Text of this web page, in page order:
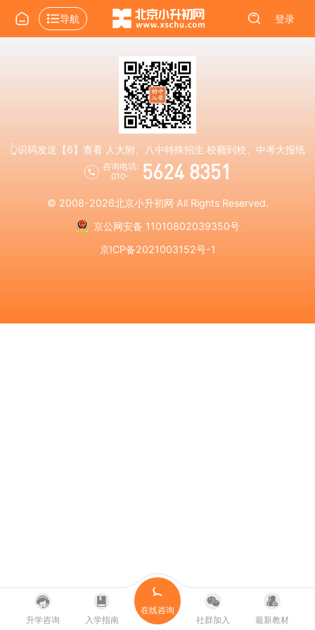
导航 登录
👆识码发送【6】查看 人大附、八中特殊招生 校额到校、中考大报纸
咨询电话:
010-
5624 8351
© 2008-2026北京小升初网 All Rights Reserved.
京公网安备 11010802039350号
京ICP备2021003152号-1
升学咨询 入学指南
在线咨询
社群加入
最新教材